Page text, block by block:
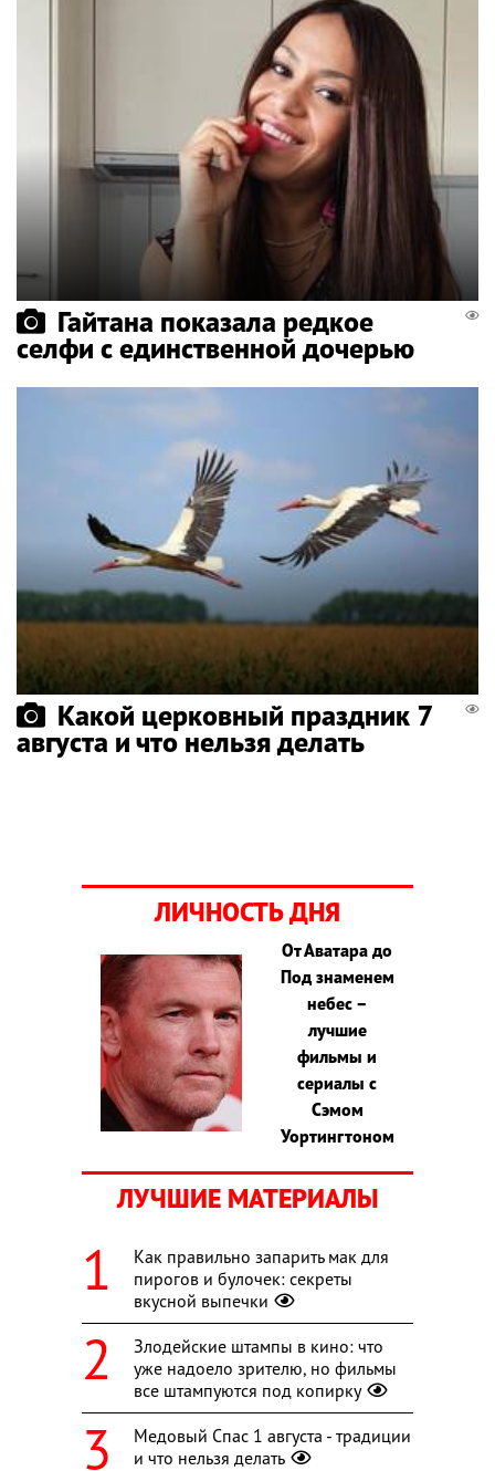
Гайтана показала редкое
селфи с единственной дочерью
Какой церковный праздник 7
августа и что нельзя делать
ЛИЧНОСТЬ ДНЯ
От Аватара до
Под знаменем
небес –
лучшие
фильмы и
сериалы с
Сэмом
Уортингтоном
ЛУЧШИЕ МАТЕРИАЛЫ
Как правильно запарить мак для
пирогов и булочек: секреты
вкусной выпечки
Злодейские штампы в кино: что
уже надоело зрителю, но фильмы
все штампуются под копирку
Медовый Спас 1 августа - традиции
и что нельзя делать